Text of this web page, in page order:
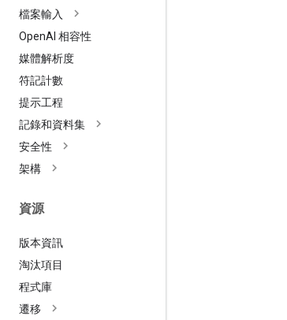
檔案輸入
OpenAI 相容性
媒體解析度
符記計數
提示工程
記錄和資料集
安全性
架構
資源
版本資訊
淘汰項目
程式庫
遷移